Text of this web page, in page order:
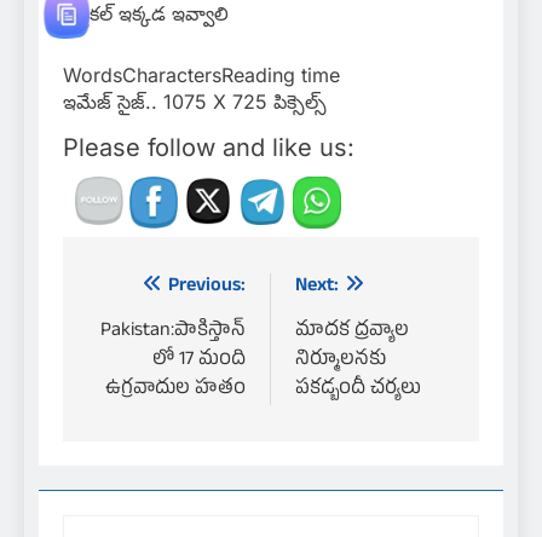
ఆర్టికల్ ఇక్కడ ఇవ్వాలి
WordsCharactersReading time
ఇమేజ్ సైజ్.. 1075 X 725 పిక్సెల్స్
Please follow and like us:
navigation
Previous:
Pakistan:పాకిస్తాన్
లో 17 మంది
ఉగ్రవాదుల హతం
Next:
మాదక ద్రవ్యాల
నిర్మూలనకు
పకడ్బందీ చర్యలు